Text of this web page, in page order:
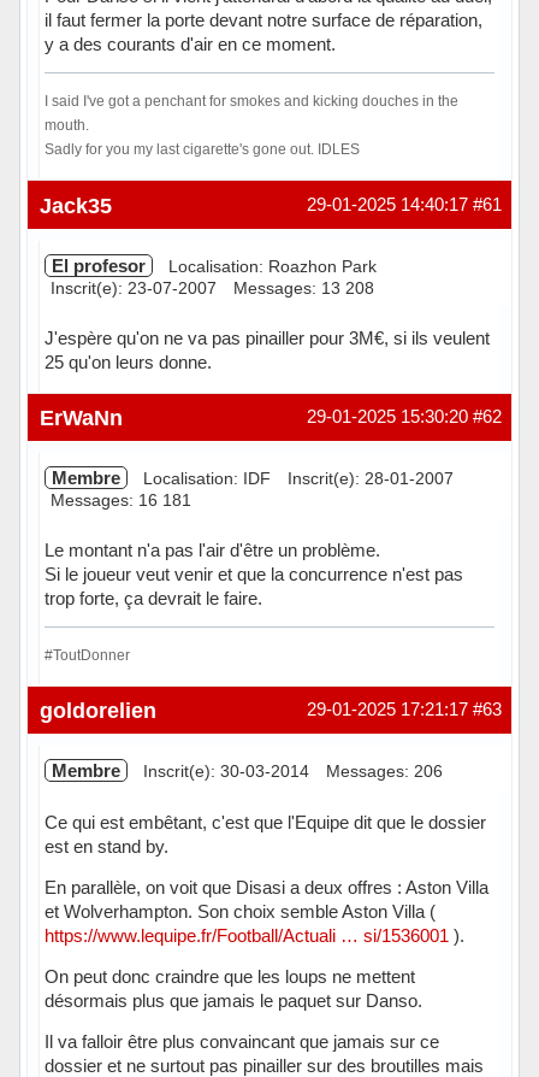
il faut fermer la porte devant notre surface de réparation,
y a des courants d'air en ce moment.
I said I've got a penchant for smokes and kicking douches in the
mouth.
Sadly for you my last cigarette's gone out. IDLES
Hors ligne #61
29-01-2025 14:40:17
Jack35
El profesor
Localisation: Roazhon Park
Inscrit(e): 23-07-2007
Messages: 13 208
J'espère qu'on ne va pas pinailler pour 3M€, si ils veulent
25 qu'on leurs donne.
Hors ligne #62
29-01-2025 15:30:20
ErWaNn
Membre Localisation: IDF
Inscrit(e): 28-01-2007
Messages: 16 181
Le montant n'a pas l'air d'être un problème.
Si le joueur veut venir et que la concurrence n'est pas
trop forte, ça devrait le faire.
#ToutDonner
Hors ligne #63
29-01-2025 17:21:17
goldorelien
Membre Inscrit(e): 30-03-2014 Messages: 206
Ce qui est embêtant, c'est que l'Equipe dit que le dossier
est en stand by.
En parallèle, on voit que Disasi a deux offres : Aston Villa
et Wolverhampton. Son choix semble Aston Villa (
https://www.lequipe.fr/Football/Actuali … si/1536001 ).
On peut donc craindre que les loups ne mettent
désormais plus que jamais le paquet sur Danso.
Il va falloir être plus convaincant que jamais sur ce
dossier et ne surtout pas pinailler sur des broutilles mais